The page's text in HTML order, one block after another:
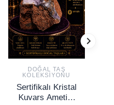
DOĞAL TAŞ
KOLEKSIYONU
Sertifikalı Kristal
Kuvars Ametist